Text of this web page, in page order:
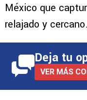
México que
relajado y cercano.
Deja tu
VER MÁS